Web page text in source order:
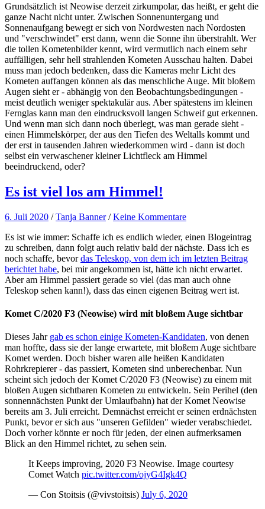
Grundsätzlich ist Neowise derzeit zirkumpolar, das heißt, er geht die
ganze Nacht nicht unter. Zwischen Sonnenuntergang und
Sonnenaufgang bewegt er sich von Nordwesten nach Nordosten
und "verschwindet" erst dann, wenn die Sonne ihn überstrahlt. Wer
die tollen Kometenbilder kennt, wird vermutlich nach einem sehr
auffälligen, sehr hell strahlenden Kometen Ausschau halten. Dabei
muss man jedoch bedenken, dass die Kameras mehr Licht des
Kometen auffangen können als das menschliche Auge. Mit bloßem
Augen sieht er - abhängig von den Beobachtungsbedingungen -
meist deutlich weniger spektakulär aus. Aber spätestens im kleinen
Fernglas kann man den eindrucksvoll langen Schweif gut erkennen.
Und wenn man sich dann noch überlegt, was man gerade sieht -
einen Himmelskörper, der aus den Tiefen des Weltalls kommt und
der erst in tausenden Jahren wiederkommen wird - dann ist doch
selbst ein verwaschener kleiner Lichtfleck am Himmel
beeindruckend, oder?
Es ist viel los am Himmel!
6. Juli 2020 /Tanja Banner /Keine Kommentare
Es ist wie immer: Schaffe ich es endlich wieder, einen Blogeintrag
zu schreiben, dann folgt auch relativ bald der nächste. Dass ich es
noch schaffe, bevordas Teleskop, von dem ich im letzten Beitrag
berichtet habe, bei mir angekommen ist, hätte ich nicht erwartet.
Aber am Himmel passiert gerade so viel (das man auch ohne
Teleskop sehen kann!), dass das einen eigenen Beitrag wert ist.
Komet C/2020 F3 (Neowise) wird mit bloßem Auge sichtbar
Dieses Jahr gab es schon einige Kometen-Kandidaten, von denen
man hoffte, dass sie der lange erwartete, mit bloßem Auge sichtbare
Komet werden. Doch bisher waren alle heißen Kandidaten
Rohrkrepierer - das passiert, Kometen sind unberechenbar. Nun
scheint sich jedoch der Komet C/2020 F3 (Neowise) zu einem mit
bloßen Augen sichtbaren Kometen zu entwickeln. Sein Perihel (den
sonnennächsten Punkt der Umlaufbahn) hat der Komet Neowise
bereits am 3. Juli erreicht. Demnächst erreicht er seinen erdnächsten
Punkt, bevor er sich aus "unseren Gefilden" wieder verabschiedet.
Doch vorher könnte er noch für jeden, der einen aufmerksamen
Blick an den Himmel richtet, zu sehen sein.
It Keeps improving, 2020 F3 Neowise. Image courtesy
Comet Watch pic.twitter.com/ojyG4Igk4Q
— Con Stoitsis (@vivstoitsis) July 6, 2020